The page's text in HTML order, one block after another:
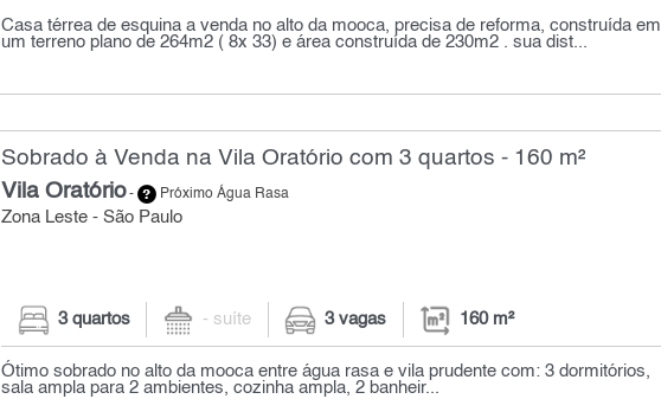
Casa térrea de esquina a venda no alto da mooca, precisa de reforma, construída em
um terreno plano de 264m2 ( 8x 33) e área construída de 230m2 . sua dist...
Sobrado à Venda na Vila Oratório com 3 quartos - 160 m²
Vila Oratório- Próximo Água Rasa
Zona Leste - São Paulo
3 quartos - suíte 3 vagas 160 m²
Ótimo sobrado no alto da mooca entre água rasa e vila prudente com: 3 dormitórios,
sala ampla para 2 ambientes, cozinha ampla, 2 banheir...